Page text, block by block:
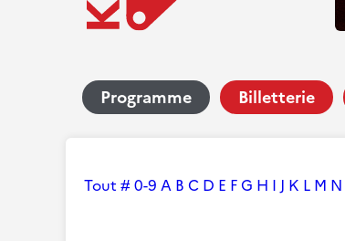
Programme Billetterie
Tout # 0-9 A B C D E FG H I J K L M N